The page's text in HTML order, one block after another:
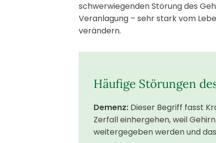
schwerwiegenden Störung des
Veranlagung – sehr stark vom
verändern.
Häufige Störungen
Demenz: Dieser Begriff fasst
Zerfall einhergehen, weil
weitergegeben werden und